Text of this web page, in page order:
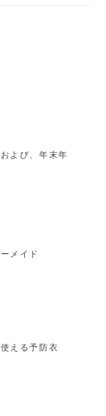
よび、年末年
メイド
える予防衣